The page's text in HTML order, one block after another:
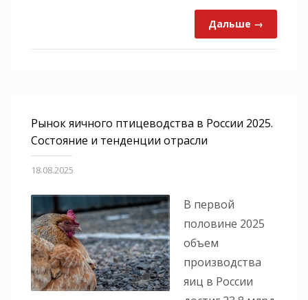
Дальше →
Рынок яичного птицеводства в России 2025.
Состояние и тенденции отрасли
18.08.2025
В первой
половине 2025
объем
производства
яиц в России